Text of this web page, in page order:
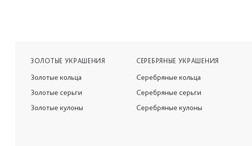
ЗОЛОТЫЕ УКРАШЕНИЯ
Золотые кольца
Золотые серьги
Золотые кулоны
СЕРЕБРЯНЫЕ УКРАШЕНИЯ
Серебряные кольца
Серебряные серьги
Серебряные кулоны